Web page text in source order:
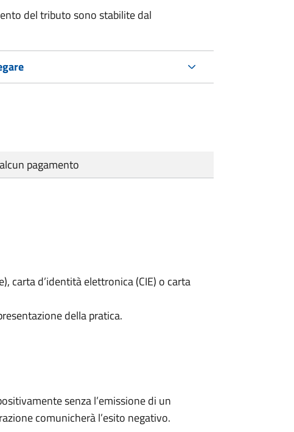
del tributo sono stabilite dal
pagamento
carta d’identità elettronica (CIE) o carta
della pratica.
senza l’emissione di un
comunicherà l’esito negativo.